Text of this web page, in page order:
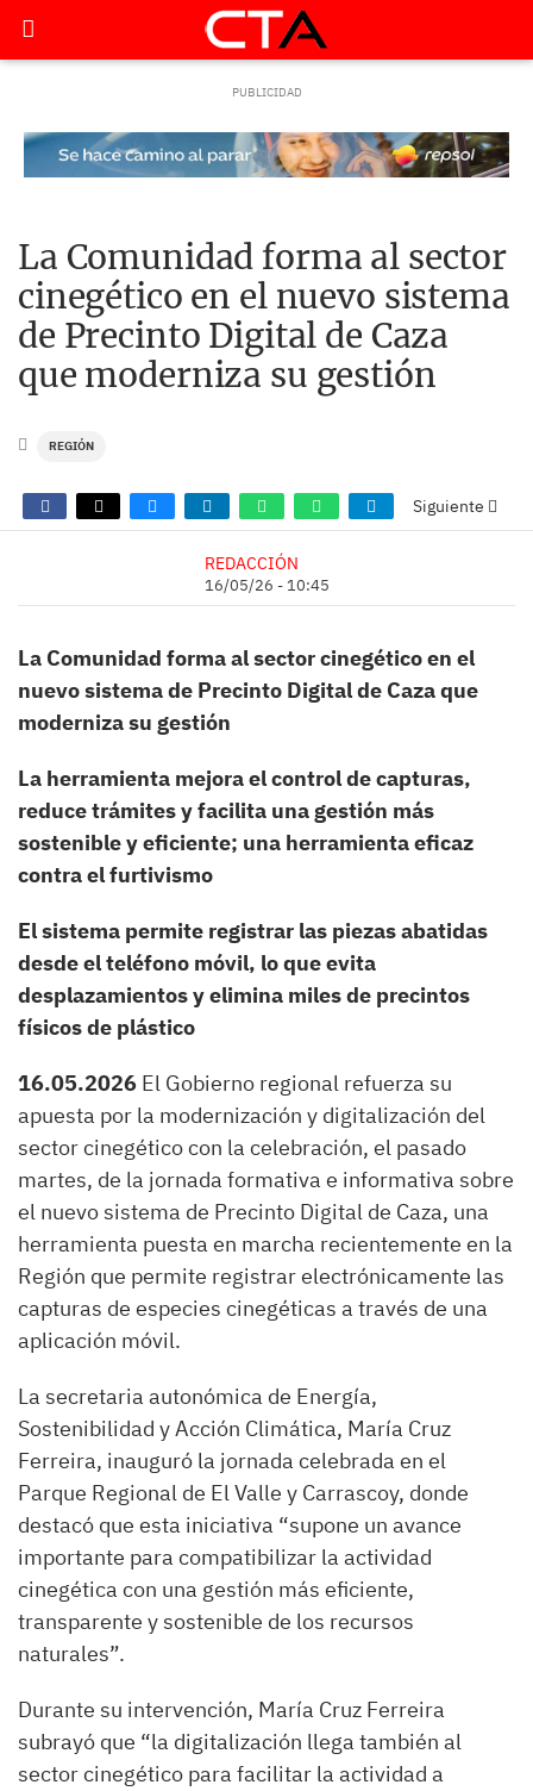
La Comunidad forma al sector
cinegético en el nuevo sistema
de Precinto Digital de Caza
que moderniza su gestión
REGIÓN
Siguiente
REDACCIÓN
16/05/26 - 10:45
La Comunidad forma al sector cinegético en el
nuevo sistema de Precinto Digital de Caza que
moderniza su gestión
La herramienta mejora el control de capturas,
reduce trámites y facilita una gestión más
sostenible y eficiente; una herramienta eficaz
contra el furtivismo
El sistema permite registrar las piezas abatidas
desde el teléfono móvil, lo que evita
desplazamientos y elimina miles de precintos
físicos de plástico
16.05.2026 El Gobierno regional refuerza su
apuesta por la modernización y digitalización del
sector cinegético con la celebración, el pasado
martes, de la jornada formativa e informativa sobre
el nuevo sistema de Precinto Digital de Caza, una
herramienta puesta en marcha recientemente en la
Región que permite registrar electrónicamente las
capturas de especies cinegéticas a través de una
aplicación móvil.
La secretaria autonómica de Energía,
Sostenibilidad y Acción Climática, María Cruz
Ferreira, inauguró la jornada celebrada en el
Parque Regional de El Valle y Carrascoy, donde
destacó que esta iniciativa “supone un avance
importante para compatibilizar la actividad
cinegética con una gestión más eficiente,
transparente y sostenible de los recursos
naturales”.
Durante su intervención, María Cruz Ferreira
subrayó que “la digitalización llega también al
sector cinegético para facilitar la actividad a